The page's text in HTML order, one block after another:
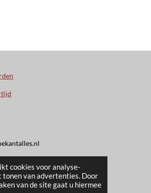
cookies voor analyse-
tonen van advertenties. Door
van de site gaat u hiermee